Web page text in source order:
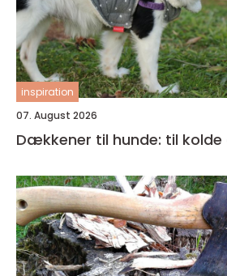
inspiration
07. August 2026
Dækkener til hunde: til kolde